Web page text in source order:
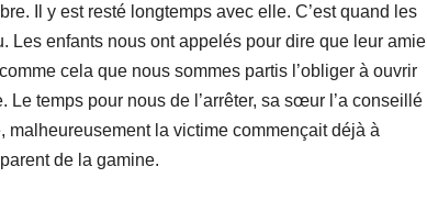
Il y est resté longtemps avec elle. C’est quand les
Les enfants nous ont appelés pour dire que leur amie
cela que nous sommes partis l’obliger à ouvrir
Le temps pour nous de l’arrêter, sa sœur l’a conseillé
la victime commençait déjà à
de la gamine.